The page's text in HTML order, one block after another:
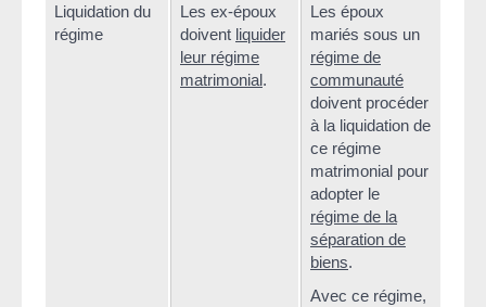
Liquidation du
régime
Les ex-époux
doivent liquider
leur régime
matrimonial.
Les époux
mariés sous un
régime de
communauté
doivent procéder
à la liquidation de
ce régime
matrimonial pour
adopter le
régime de la
séparation de
biens.
Avec ce régime,